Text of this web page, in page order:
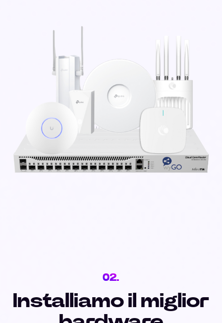
02.
Installiamo il miglior